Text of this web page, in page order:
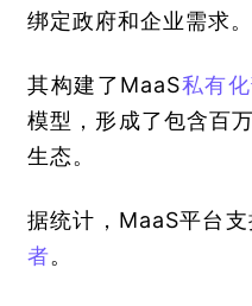
绑定政府和企业需求。
其构建了MaaS私有
模型，形成了包含百
生态。
据统计，MaaS平台
者。